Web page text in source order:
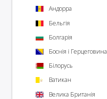
Андорра
Бельгія
Болгарія
Боснія і Герцеговина
Білорусь
Ватикан
Велика Британія